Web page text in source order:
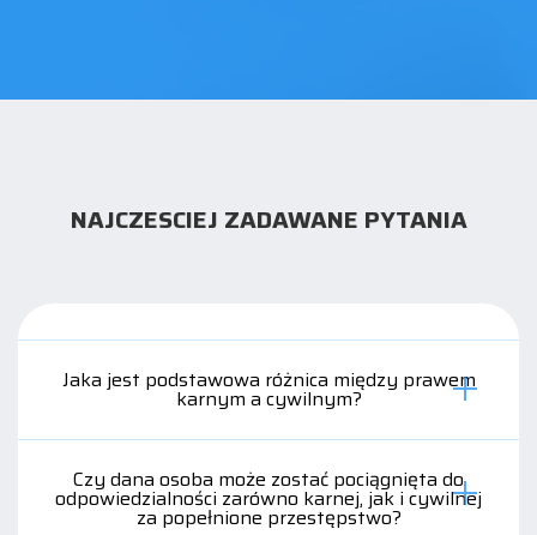
NAJCZESCIEJ ZADAWANE PYTANIA
Jaka jest podstawowa różnica między prawem
karnym a cywilnym?
Czy dana osoba może zostać pociągnięta do
odpowiedzialności zarówno karnej, jak i cywilnej
za popełnione przestępstwo?